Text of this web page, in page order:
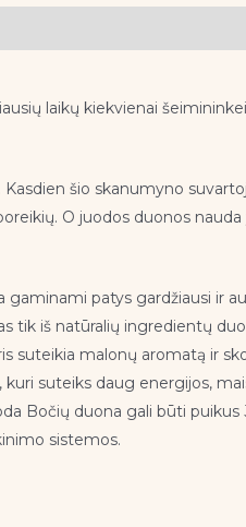
laikų kiekvienai
šio skanumyno
O juodos duonos
patys gardžiausi ir
tik iš natūralių ingredientų
suteikia malonų aromatą ir
suteiks daug energijos,
Bočių duona gali būti
sistemos.